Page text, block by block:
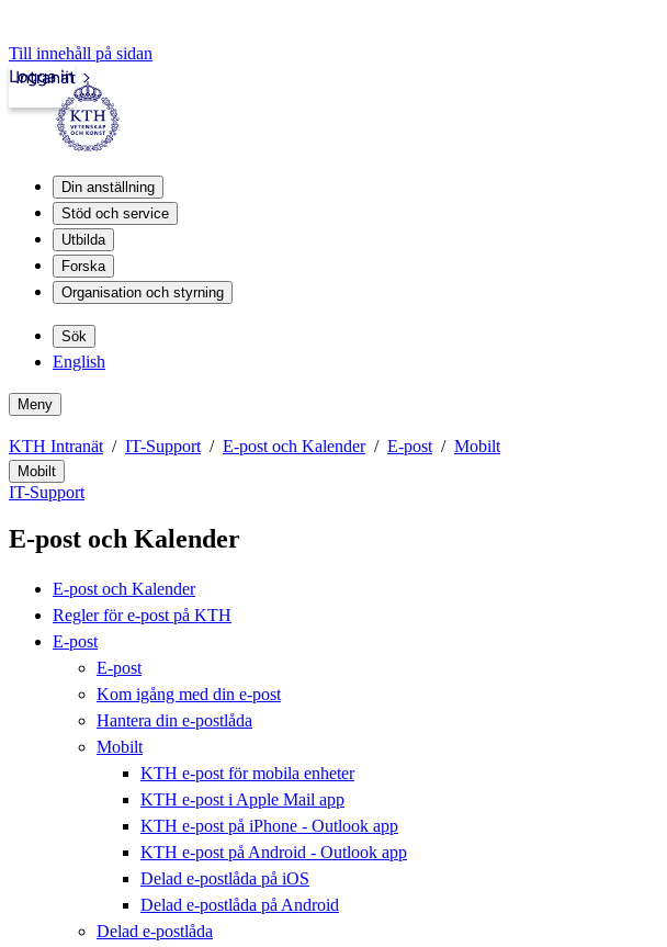
Till innehåll på sidan
Intranät
Logga in
Din anställning
Stöd och service
Utbilda
Forska
Organisation och styrning
Sök
English
Meny
KTH Intranät IT-Support E-post och Kalender E-post Mobilt
Mobilt
IT-Support
E-post och Kalender
E-post och Kalender
Regler för e-post på KTH
E-post
E-post
Kom igång med din e-post
Hantera din e-postlåda
Mobilt
KTH e-post för mobila enheter
KTH e-post i Apple Mail app
KTH e-post på iPhone - Outlook app
KTH e-post på Android - Outlook app
Delad e-postlåda på iOS
Delad e-postlåda på Android
Delad e-postlåda